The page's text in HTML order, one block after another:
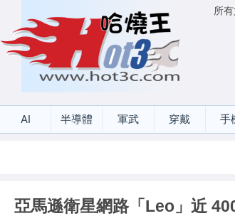
所
AI 半導體 軍武 穿戴 手
亞馬遜衛星網路「Leo」近